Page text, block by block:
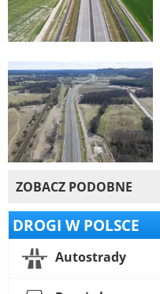
ZOBACZ PODOBNE
DROGI W POLSCE
Autostrady